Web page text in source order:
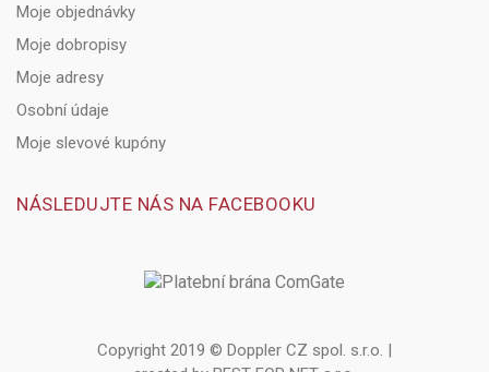
Moje objednávky
Moje dobropisy
Moje adresy
Osobní údaje
Moje slevové kupóny
NÁSLEDUJTE NÁS NA FACEBOOKU
Copyright 2019 © Doppler CZ spol. s.r.o. |